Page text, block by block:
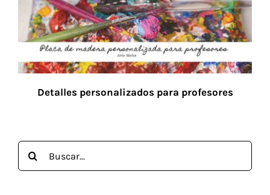
Detalles personalizados para profesores